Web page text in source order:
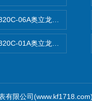
06A奥立龙实验室便携
01A奥立龙实验室便携
有限公司